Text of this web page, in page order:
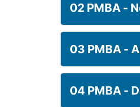
02 PMBA -
03 PMBA -
04 PMBA -